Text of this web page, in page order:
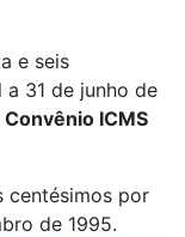
e seis
31 de junho de
ICMS
centésimos por
de 1995.